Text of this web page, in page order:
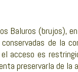
Baluros (brujos),
de la
acceso es
preservarla de la